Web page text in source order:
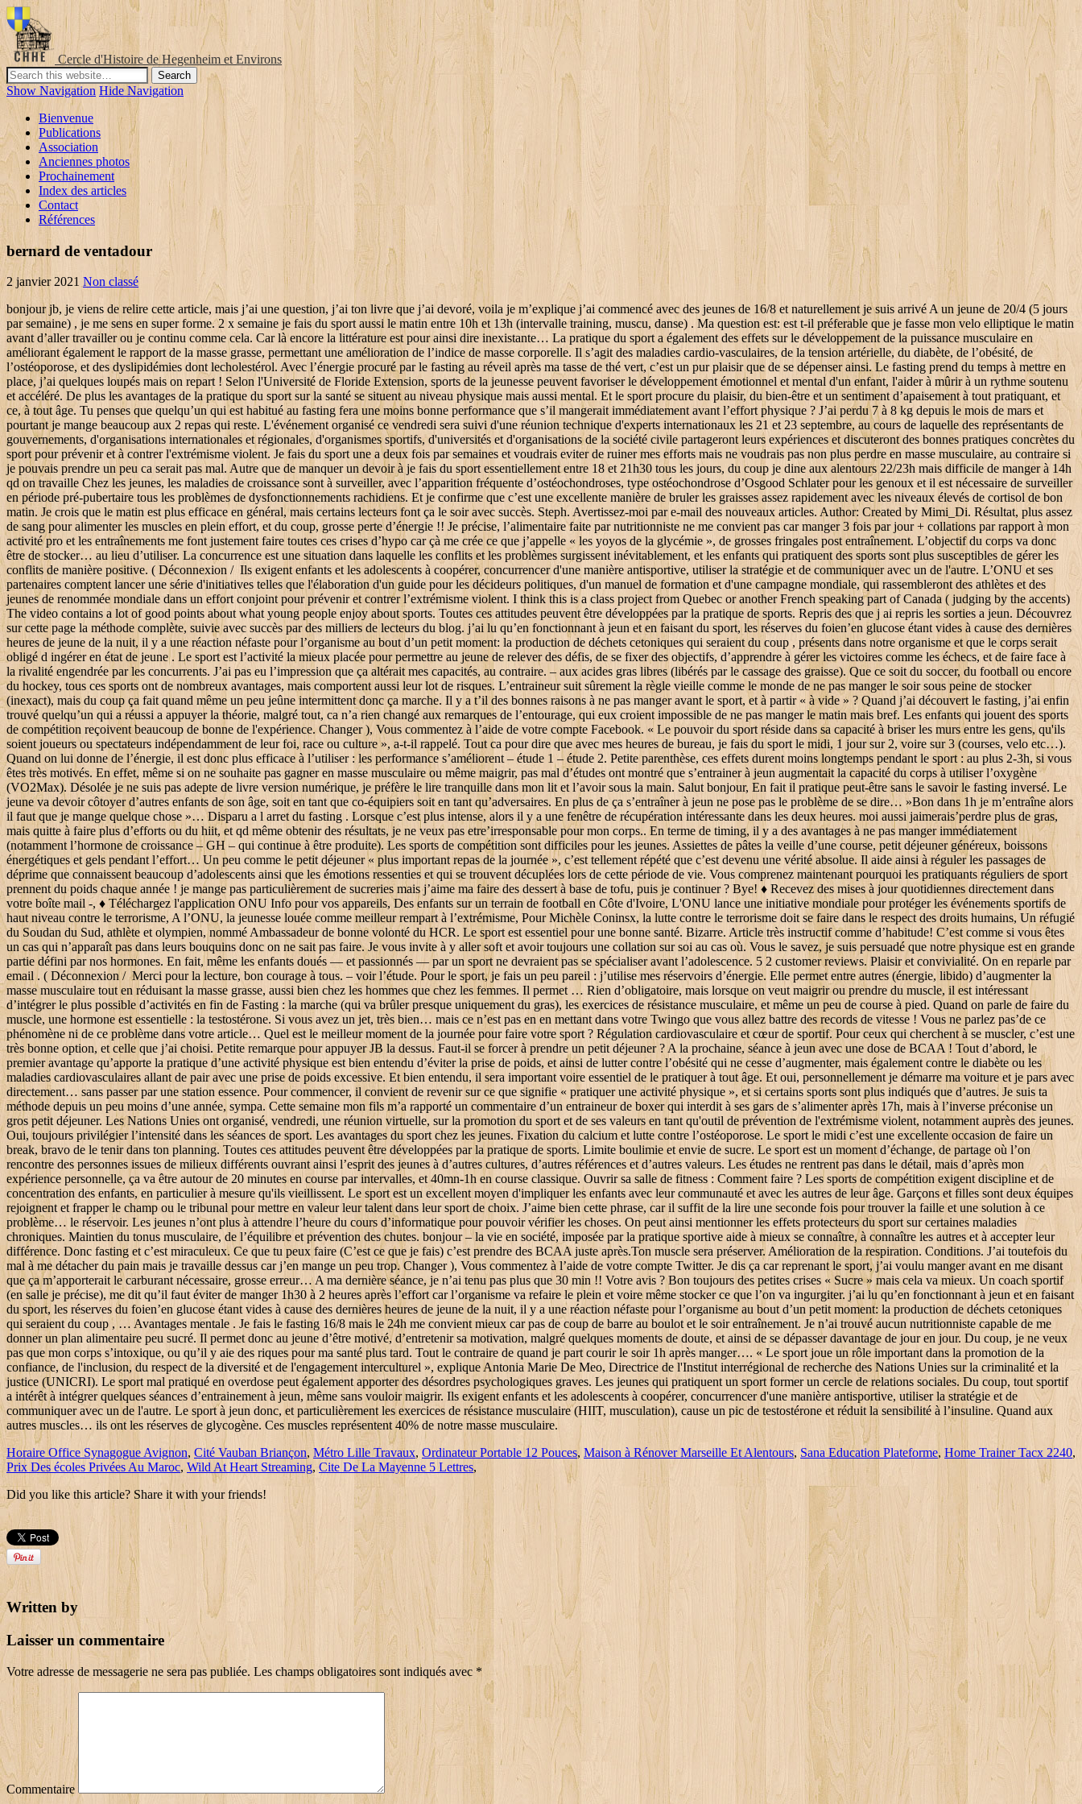
Cercle d'Histoire de Hegenheim et Environs
Show Navigation Hide Navigation
Bienvenue
Publications
Association
Anciennes photos
Prochainement
Index des articles
Contact
Références
bernard de ventadour
2 janvier 2021 Non classé
bonjour jb, je viens de relire cette article, mais j’ai une question, j’ai ton livre que j’ai devoré, voila je m’explique j’ai commencé avec des jeunes de 16/8 et naturellement je suis arrivé A un jeune de 20/4 (5 jours par semaine) , je me sens en super forme. 2 x semaine je fais du sport aussi le matin entre 10h et 13h (intervalle training, muscu, danse) . Ma question est: est t-il préferable que je fasse mon velo elliptique le matin avant d’aller travailler ou je continu comme cela. Car là encore la littérature est pour ainsi dire inexistante… La pratique du sport a également des effets sur le développement de la puissance musculaire en améliorant également le rapport de la masse grasse, permettant une amélioration de l’indice de masse corporelle. Il s’agit des maladies cardio-vasculaires, de la tension artérielle, du diabète, de l’obésité, de l’ostéoporose, et des dyslipidémies dont lecholestérol. Avec l’énergie procuré par le fasting au réveil après ma tasse de thé vert, c’est un pur plaisir que de se dépenser ainsi. Le fasting prend du temps à mettre en place, j’ai quelques loupés mais on repart ! Selon l'Université de Floride Extension, sports de la jeunesse peuvent favoriser le développement émotionnel et mental d'un enfant, l'aider à mûrir à un rythme soutenu et accéléré. De plus les avantages de la pratique du sport sur la santé se situent au niveau physique mais aussi mental. Et le sport procure du plaisir, du bien-être et un sentiment d’apaisement à tout pratiquant, et ce, à tout âge. Tu penses que quelqu’un qui est habitué au fasting fera une moins bonne performance que s’il mangerait immédiatement avant l’effort physique ? J’ai perdu 7 à 8 kg depuis le mois de mars et pourtant je mange beaucoup aux 2 repas qui reste. L'événement organisé ce vendredi sera suivi d'une réunion technique d'experts internationaux les 21 et 23 septembre, au cours de laquelle des représentants de gouvernements, d'organisations internationales et régionales, d'organismes sportifs, d'universités et d'organisations de la société civile partageront leurs expériences et discuteront des bonnes pratiques concrètes du sport pour prévenir et à contrer l'extrémisme violent. Je fais du sport une a deux fois par semaines et voudrais eviter de ruiner mes efforts mais ne voudrais pas non plus perdre en masse musculaire, au contraire si je pouvais prendre un peu ca serait pas mal. Autre que de manquer un devoir à je fais du sport essentiellement entre 18 et 21h30 tous les jours, du coup je dine aux alentours 22/23h mais difficile de manger à 14h qd on travaille Chez les jeunes, les maladies de croissance sont à surveiller, avec l’apparition fréquente d’ostéochondroses, type ostéochondrose d’Osgood Schlater pour les genoux et il est nécessaire de surveiller en période pré-pubertaire tous les problèmes de dysfonctionnements rachidiens. Et je confirme que c’est une excellente manière de bruler les graisses assez rapidement avec les niveaux élevés de cortisol de bon matin. Je crois que le matin est plus efficace en général, mais certains lecteurs font ça le soir avec succès. Steph. Avertissez-moi par e-mail des nouveaux articles. Author: Created by Mimi_Di. Résultat, plus assez de sang pour alimenter les muscles en plein effort, et du coup, grosse perte d’énergie !! Je précise, l’alimentaire faite par nutritionniste ne me convient pas car manger 3 fois par jour + collations par rapport à mon activité pro et les entraînements me font justement faire toutes ces crises d’hypo car çà me crée ce que j’appelle « les yoyos de la glycémie », de grosses fringales post entraînement. L’objectif du corps va donc être de stocker… au lieu d’utiliser. La concurrence est une situation dans laquelle les conflits et les problèmes surgissent inévitablement, et les enfants qui pratiquent des sports sont plus susceptibles de gérer les conflits de manière positive. ( Déconnexion / Ils exigent enfants et les adolescents à coopérer, concurrencer d'une manière antisportive, utiliser la stratégie et de communiquer avec un de l'autre. L’ONU et ses partenaires comptent lancer une série d'initiatives telles que l'élaboration d'un guide pour les décideurs politiques, d'un manuel de formation et d'une campagne mondiale, qui rassembleront des athlètes et des jeunes de renommée mondiale dans un effort conjoint pour prévenir et contrer l’extrémisme violent. I think this is a class project from Quebec or another French speaking part of Canada ( judging by the accents) The video contains a lot of good points about what young people enjoy about sports. Toutes ces attitudes peuvent être développées par la pratique de sports. Repris des que j ai repris les sorties a jeun. Découvrez sur cette page la méthode complète, suivie avec succès par des milliers de lecteurs du blog. j’ai lu qu’en fonctionnant à jeun et en faisant du sport, les réserves du foien’en glucose étant vides à cause des dernières heures de jeune de la nuit, il y a une réaction néfaste pour l’organisme au bout d’un petit moment: la production de déchets cetoniques qui seraient du coup , présents dans notre organisme et que le corps serait obligé d ingérer en état de jeune . Le sport est l’activité la mieux placée pour permettre au jeune de relever des défis, de se fixer des objectifs, d’apprendre à gérer les victoires comme les échecs, et de faire face à la rivalité engendrée par les concurrents. J’ai pas eu l’impression que ça altérait mes capacités, au contraire. – aux acides gras libres (libérés par le cassage des graisse). Que ce soit du soccer, du football ou encore du hockey, tous ces sports ont de nombreux avantages, mais comportent aussi leur lot de risques. L’entraineur suit sûrement la règle vieille comme le monde de ne pas manger le soir sous peine de stocker (inexact), mais du coup ça fait quand même un peu jeûne intermittent donc ça marche. Il y a t’il des bonnes raisons à ne pas manger avant le sport, et à partir « à vide » ? Quand j’ai découvert le fasting, j’ai enfin trouvé quelqu’un qui a réussi a appuyer la théorie, malgré tout, ca n’a rien changé aux remarques de l’entourage, qui eux croient impossible de ne pas manger le matin mais bref. Les enfants qui jouent des sports de compétition reçoivent beaucoup de bonne de l'expérience. Changer ), Vous commentez à l’aide de votre compte Facebook. « Le pouvoir du sport réside dans sa capacité à briser les murs entre les gens, qu'ils soient joueurs ou spectateurs indépendamment de leur foi, race ou culture », a-t-il rappelé. Tout ca pour dire que avec mes heures de bureau, je fais du sport le midi, 1 jour sur 2, voire sur 3 (courses, velo etc…). Quand on lui donne de l’énergie, il est donc plus efficace à l’utiliser : les performance s’améliorent – étude 1 – étude 2. Petite parenthèse, ces effets durent moins longtemps pendant le sport : au plus 2-3h, si vous êtes très motivés. En effet, même si on ne souhaite pas gagner en masse musculaire ou même maigrir, pas mal d’études ont montré que s’entrainer à jeun augmentait la capacité du corps à utiliser l’oxygène (VO2Max). Désolée je ne suis pas adepte de livre version numérique, je préfère le lire tranquille dans mon lit et l’avoir sous la main. Salut bonjour, En fait il pratique peut-être sans le savoir le fasting inversé. Le jeune va devoir côtoyer d’autres enfants de son âge, soit en tant que co-équipiers soit en tant qu’adversaires. En plus de ça s’entraîner à jeun ne pose pas le problème de se dire… »Bon dans 1h je m’entraîne alors il faut que je mange quelque chose »… Disparu a l arret du fasting . Lorsque c’est plus intense, alors il y a une fenêtre de récupération intéressante dans les deux heures. moi aussi jaimerais’perdre plus de gras, mais quitte à faire plus d’efforts ou du hiit, et qd même obtenir des résultats, je ne veux pas etre’irresponsable pour mon corps.. En terme de timing, il y a des avantages à ne pas manger immédiatement (notamment l’hormone de croissance – GH – qui continue à être produite). Les sports de compétition sont difficiles pour les jeunes. Assiettes de pâtes la veille d’une course, petit déjeuner généreux, boissons énergétiques et gels pendant l’effort… Un peu comme le petit déjeuner « plus important repas de la journée », c’est tellement répété que c’est devenu une vérité absolue. Il aide ainsi à réguler les passages de déprime que connaissent beaucoup d’adolescents ainsi que les émotions ressenties et qui se trouvent décuplées lors de cette période de vie. Vous comprenez maintenant pourquoi les pratiquants réguliers de sport prennent du poids chaque année ! je mange pas particulièrement de sucreries mais j’aime ma faire des dessert à base de tofu, puis je continuer ? Bye! ♦ Recevez des mises à jour quotidiennes directement dans votre boîte mail -, ♦ Téléchargez l'application ONU Info pour vos appareils, Des enfants sur un terrain de football en Côte d'Ivoire, L'ONU lance une initiative mondiale pour protéger les événements sportifs de haut niveau contre le terrorisme, A l’ONU, la jeunesse louée comme meilleur rempart à l’extrémisme, Pour Michèle Coninsx, la lutte contre le terrorisme doit se faire dans le respect des droits humains, Un réfugié du Soudan du Sud, athlète et olympien, nommé Ambassadeur de bonne volonté du HCR. Le sport est essentiel pour une bonne santé. Bizarre. Article très instructif comme d’habitude! C’est comme si vous êtes un cas qui n’apparaît pas dans leurs bouquins donc on ne sait pas faire. Je vous invite à y aller soft et avoir toujours une collation sur soi au cas où. Vous le savez, je suis persuadé que notre physique est en grande partie défini par nos hormones. En fait, même les enfants doués — et passionnés — par un sport ne devraient pas se spécialiser avant l’adolescence. 5 2 customer reviews. Plaisir et convivialité. On en reparle par email . ( Déconnexion / Merci pour la lecture, bon courage à tous. – voir l’étude. Pour le sport, je fais un peu pareil : j’utilise mes réservoirs d’énergie. Elle permet entre autres (énergie, lib
Horaire Office Synagogue Avignon, Cité Vauban Briançon, Métro Lille Travaux, Ordinateur Portable 12 Pouces, Maison à Rénover Marseille Et Alentours, Sana Education Plateforme, Home Trainer Tacx 2240,
Prix Des écoles Privées Au Maroc, Wild At Heart Streaming, Cite De La Mayenne 5 Lettres,
Did you like this article? Share it with your friends!
Written by
Laisser un commentaire
Votre adresse de messagerie ne sera pas publiée. Les champs obligatoires sont indiqués avec *
Commentaire